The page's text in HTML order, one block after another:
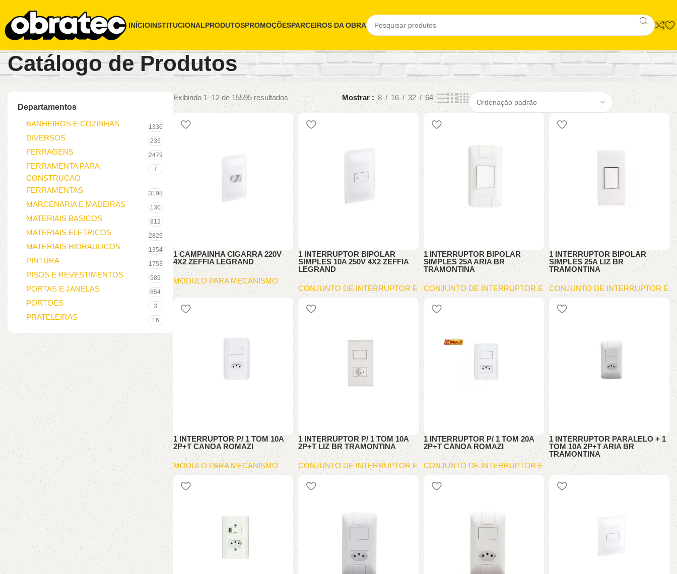
INÍCIOINSTITUCIONALPRODUTOSPROMOÇÕESPARCEIROS DA OBRA
Catálogo de Produtos
Departamentos
BANHEIROS E COZINHAS
1336
DIVERSOS 235
FERRAGENS 2479
FERRAMENTA PARA
CONSTRUCAO
7
FERRAMENTAS 3198
MARCENARIA E MADEIRAS 130
MATERIAIS BASICOS 812
MATERIAIS ELETRICOS 2829
MATERIAIS HIDRAULICOS 1354
PINTURA 1753
PISOS E REVESTIMENTOS 589
PORTAS E JANELAS 854
PORTOES 3
PRATELEIRAS 16
Exibindo 1–12 de 15595 resultados Mostrar 8 16 32 64
1 CAMPAINHA CIGARRA 220V
4X2 ZEFFIA LEGRAND
MODULO PARA MECANISMO
1 INTERRUPTOR BIPOLAR
SIMPLES 10A 250V 4X2 ZEFFIA
LEGRAND
CONJUNTO DE INTERRUPTOR E
TOMA
1 INTERRUPTOR BIPOLAR
SIMPLES 25A ARIA BR
TRAMONTINA
CONJUNTO DE INTERRUPTOR E
TOMA
1 INTERRUPTOR BIPOLAR
SIMPLES 25A LIZ BR
TRAMONTINA
CONJUNTO DE INTERRUPTOR E
TOMA
1 INTERRUPTOR P/ 1 TOM 10A
2P+T CANOA ROMAZI
MODULO PARA MECANISMO
1 INTERRUPTOR P/ 1 TOM 10A
2P+T LIZ BR TRAMONTINA
CONJUNTO DE INTERRUPTOR E
TOMA
1 INTERRUPTOR P/ 1 TOM 20A
2P+T CANOA ROMAZI
CONJUNTO DE INTERRUPTOR E
TOMA
1 INTERRUPTOR PARALELO + 1
TOM 10A 2P+T ARIA BR
TRAMONTINA
MODULO PARA MECANISMO